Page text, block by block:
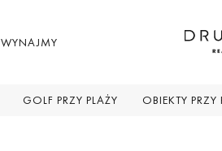
WYNAJMY
GOLF PRZY PLAŻY OBIEKTY PRZY